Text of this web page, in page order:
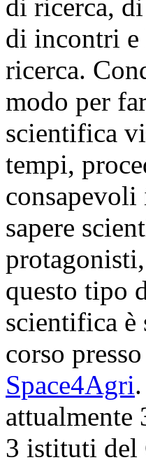
di ricerca,
di incontri
ricerca.
modo per
scientifica
tempi,
sapere
questo tipo
scientifica è
corso
Space4Agri
3 istituti del